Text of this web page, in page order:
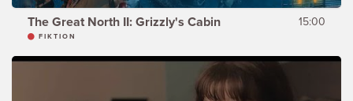
The Great North II: Grizzly's Cabin 15:00
FIKTION